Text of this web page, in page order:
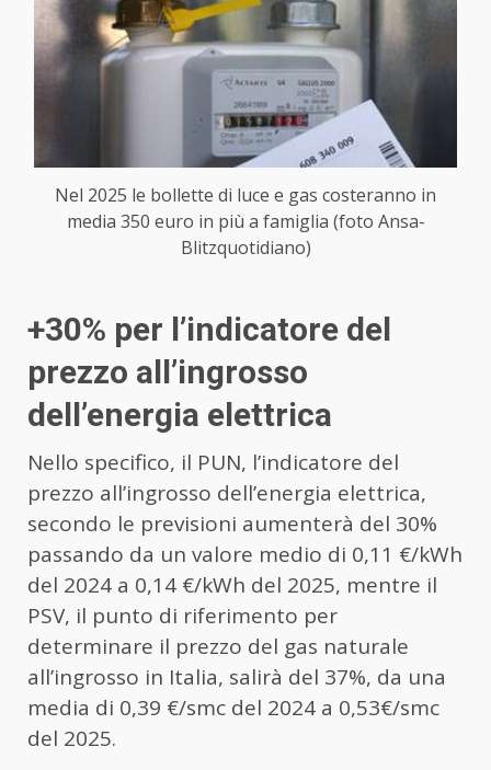
Nel 2025 le bollette di luce e gas costeranno in
media 350 euro in più a famiglia (foto Ansa-
Blitzquotidiano)
+30% per l’indicatore del
prezzo all’ingrosso
dell’energia elettrica
Nello specifico, il PUN, l’indicatore del
prezzo all’ingrosso dell’energia elettrica,
secondo le previsioni aumenterà del 30%
passando da un valore medio di 0,11 €/kWh
del 2024 a 0,14 €/kWh del 2025, mentre il
PSV, il punto di riferimento per
determinare il prezzo del gas naturale
all’ingrosso in Italia, salirà del 37%, da una
media di 0,39 €/smc del 2024 a 0,53€/smc
del 2025.